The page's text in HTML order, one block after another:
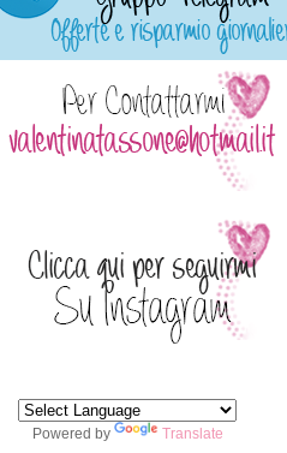
Powered by Translate